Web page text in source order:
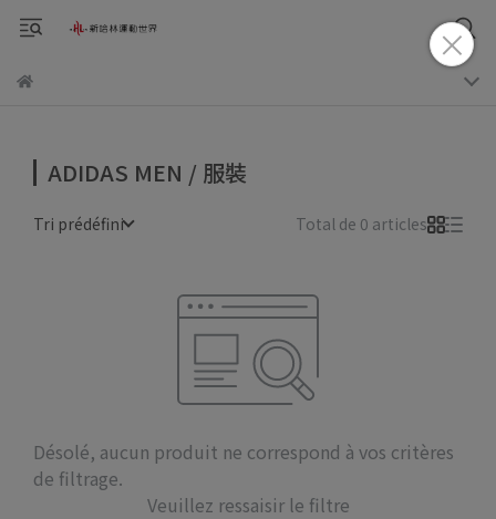
ADIDAS MEN / 服裝
Tri prédéfini Total de 0 articles
Désolé, aucun produit ne correspond à vos critères
de filtrage.
Veuillez ressaisir le filtre